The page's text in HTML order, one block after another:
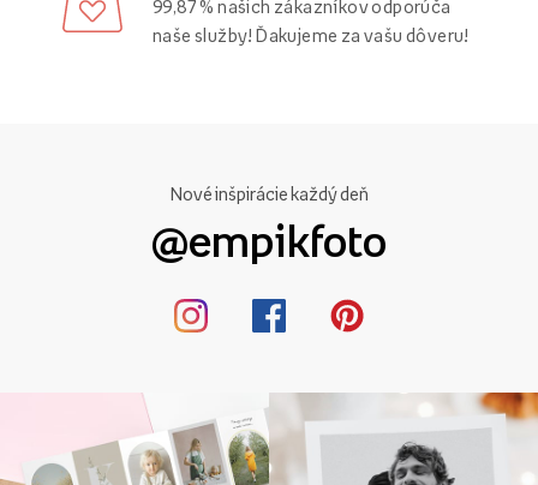
99,87 % našich zákazníkov odporúča
naše služby! Ďakujeme za vašu dôveru!
Nové inšpirácie každý deň
@empikfoto